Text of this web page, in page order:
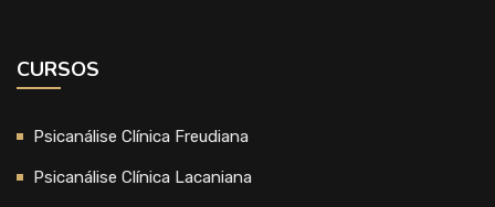
CURSOS
Psicanálise Clínica Freudiana
Psicanálise Clínica Lacaniana